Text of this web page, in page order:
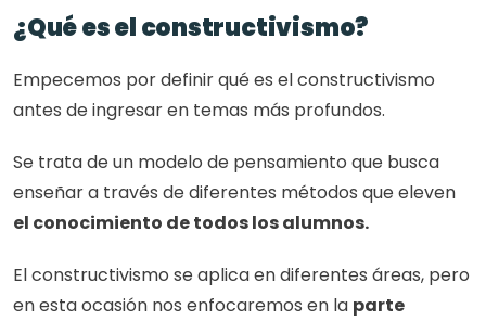
¿Qué es el constructivismo?
Empecemos por definir qué es el constructivismo
antes de ingresar en temas más profundos.
Se trata de un modelo de pensamiento que busca
el conocimiento de todos los alumnos.
El constructivismo se aplica en diferentes áreas, pero
en esta ocasión nos enfocaremos en la parte